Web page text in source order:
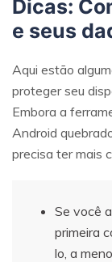
Dicas:
e seus
Aqui estão
proteger seu
Embora a
Android
precisa ter mais
Se você
primeira
lo, a